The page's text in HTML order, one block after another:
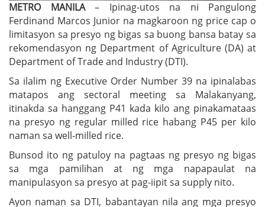
METRO MANILA– Ipinag-utos na ni Pangulong
Ferdinand Marcos Junior na magkaroon ng price cap o
limitasyon sa presyo ng bigas sa buong bansa batay sa
rekomendasyon ng Department of Agriculture (DA) at
Department of Trade and Industry (DTI).
Sa ilalim ng Executive Order Number 39 na ipinalabas
matapos ang sectoral meeting sa Malakanyang,
itinakda sa hanggang P41 kada kilo ang pinakamataas
na presyo ng regular milled rice habang P45 per kilo
naman sa well-milled rice.
Bunsod ito ng patuloy na pagtaas ng presyo ng bigas
sa mga pamilihan at ng mga napapaulat na
manipulasyon sa presyo at pag-iipit sa supply nito.
Ayon naman sa DTI, babantayan nila ang mga presyo